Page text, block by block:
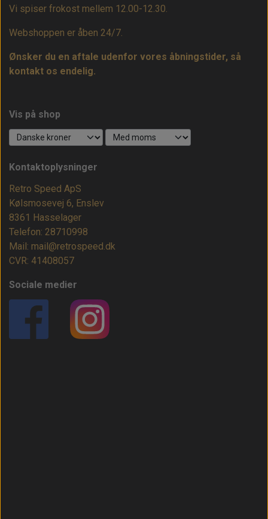
Vi spiser frokost mellem 12.00-12.30.
Webshoppen er åben 24/7.
Ønsker du en aftale udenfor vores åbningstider, så
kontakt os endelig.
Vis på shop
Kontaktoplysninger
Retro Speed ApS
Kølsmosevej 6, Enslev
8361 Hasselager
Telefon: 28710998
Mail: mail@retrospeed.dk
CVR: 41408057
Sociale medier